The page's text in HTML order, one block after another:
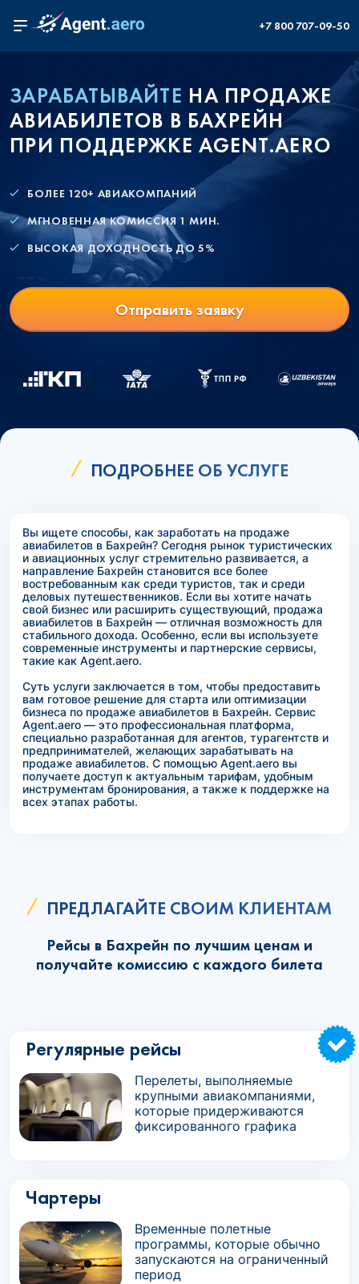
+7 800 707-09-50
ЗАРАБАТЫВАЙТЕ НА ПРОДАЖЕ
АВИАБИЛЕТОВ В БАХРЕЙН
ПРИ ПОДДЕРЖКЕ AGENT.AERO
БОЛЕЕ 120+ АВИАКОМПАНИЙ
МГНОВЕННАЯ КОМИССИЯ 1 МИН.
ВЫСОКАЯ ДОХОДНОСТЬ ДО 5%
Отправить заявку
ПОДРОБНЕЕ ОБ УСЛУГЕ
Вы ищете способы, как заработать на продаже
авиабилетов в Бахрейн? Сегодня рынок туристических
и авиационных услуг стремительно развивается, а
направление Бахрейн становится все более
востребованным как среди туристов, так и среди
деловых путешественников. Если вы хотите начать
свой бизнес или расширить существующий, продажа
авиабилетов в Бахрейн — отличная возможность для
стабильного дохода. Особенно, если вы используете
современные инструменты и партнерские сервисы,
такие как Agent.aero.
Суть услуги заключается в том, чтобы предоставить
вам готовое решение для старта или оптимизации
бизнеса по продаже авиабилетов в Бахрейн. Сервис
Agent.aero — это профессиональная платформа,
специально разработанная для агентов, турагентств и
предпринимателей, желающих зарабатывать на
продаже авиабилетов. С помощью Agent.aero вы
получаете доступ к актуальным тарифам, удобным
инструментам бронирования, а также к поддержке на
всех этапах работы.
ПРЕДЛАГАЙТЕ СВОИМ КЛИЕНТАМ
Рейсы в Бахрейн по лучшим ценам и
получайте комиссию с каждого билета
Регулярные рейсы
Перелеты, выполняемые
крупными авиакомпаниями,
которые придерживаются
фиксированного графика
Чартеры
Временные полетные
программы, которые обычно
запускаются на ограниченный
период